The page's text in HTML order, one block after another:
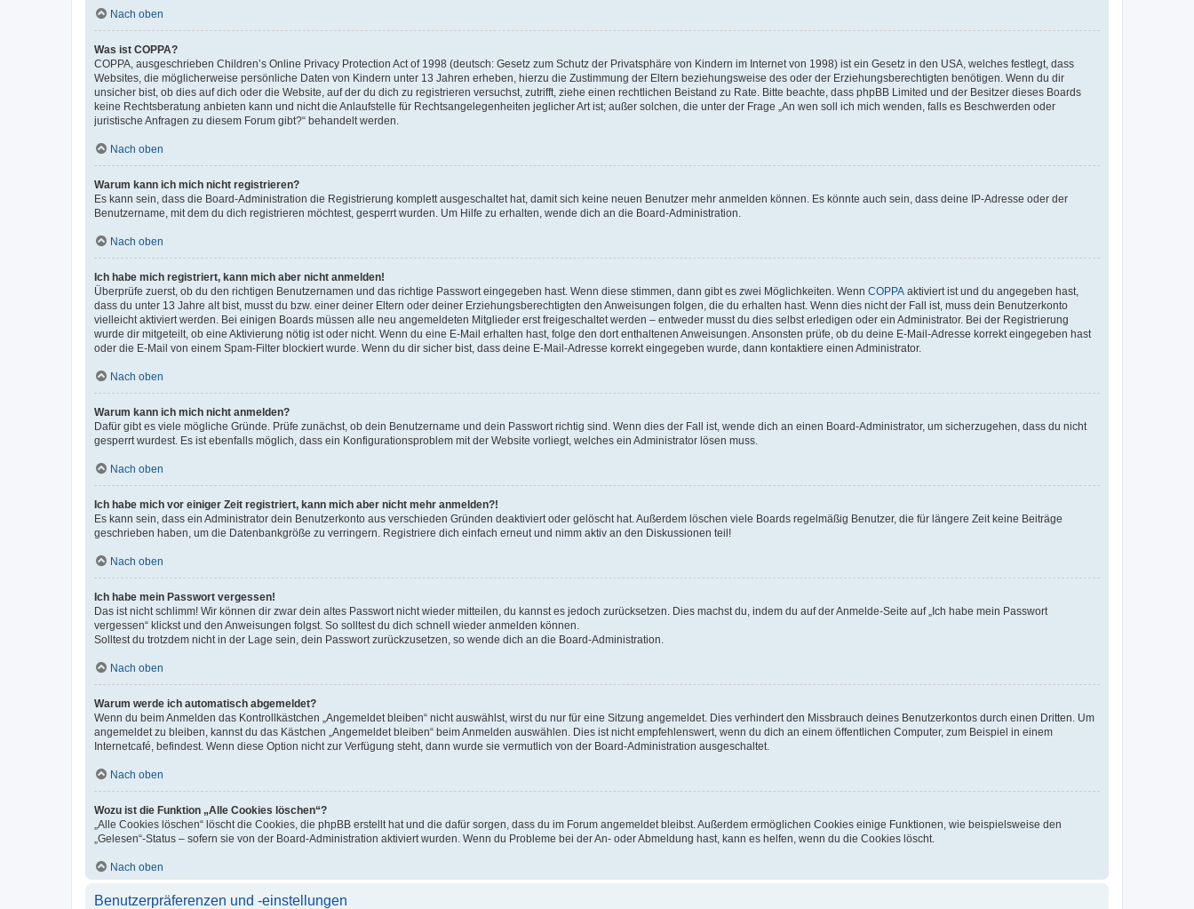
Nach oben
Was ist COPPA?
COPPA, ausgeschrieben Children’s Online Privacy Protection Act of 1998 (deutsch: Gesetz zum Schutz der Privatsphäre von Kindern im Internet von 1998) ist ein Gesetz in den USA, welches festlegt, dass
Websites, die möglicherweise persönliche Daten von Kindern unter 13 Jahren erheben, hierzu die Zustimmung der Eltern beziehungsweise des oder der Erziehungsberechtigten benötigen. Wenn du dir
unsicher bist, ob dies auf dich oder die Website, auf der du dich zu registrieren versuchst, zutrifft, ziehe einen rechtlichen Beistand zu Rate. Bitte beachte, dass phpBB Limited und der Besitzer dieses Boards
keine Rechtsberatung anbieten kann und nicht die Anlaufstelle für Rechtsangelegenheiten jeglicher Art ist; außer solchen, die unter der Frage „An wen soll ich mich wenden, falls es Beschwerden oder
juristische Anfragen zu diesem Forum gibt?“ behandelt werden.
Nach oben
Warum kann ich mich nicht registrieren?
Es kann sein, dass die Board-Administration die Registrierung komplett ausgeschaltet hat, damit sich keine neuen Benutzer mehr anmelden können. Es könnte auch sein, dass deine IP-Adresse oder der
Benutzername, mit dem du dich registrieren möchtest, gesperrt wurden. Um Hilfe zu erhalten, wende dich an die Board-Administration.
Nach oben
Ich habe mich registriert, kann mich aber nicht anmelden!
Überprüfe zuerst, ob du den richtigen Benutzernamen und das richtige Passwort eingegeben hast. Wenn diese stimmen, dann gibt es zwei Möglichkeiten. Wenn COPPA aktiviert ist und du angegeben hast,
dass du unter 13 Jahre alt bist, musst du bzw. einer deiner Eltern oder deiner Erziehungsberechtigten den Anweisungen folgen, die du erhalten hast. Wenn dies nicht der Fall ist, muss dein Benutzerkonto
vielleicht aktiviert werden. Bei einigen Boards müssen alle neu angemeldeten Mitglieder erst freigeschaltet werden – entweder musst du dies selbst erledigen oder ein Administrator. Bei der Registrierung
wurde dir mitgeteilt, ob eine Aktivierung nötig ist oder nicht. Wenn du eine E-Mail erhalten hast, folge den dort enthaltenen Anweisungen. Ansonsten prüfe, ob du deine E-Mail-Adresse korrekt eingegeben hast
oder die E-Mail von einem Spam-Filter blockiert wurde. Wenn du dir sicher bist, dass deine E-Mail-Adresse korrekt eingegeben wurde, dann kontaktiere einen Administrator.
Nach oben
Warum kann ich mich nicht anmelden?
Dafür gibt es viele mögliche Gründe. Prüfe zunächst, ob dein Benutzername und dein Passwort richtig sind. Wenn dies der Fall ist, wende dich an einen Board-Administrator, um sicherzugehen, dass du nicht
gesperrt wurdest. Es ist ebenfalls möglich, dass ein Konfigurationsproblem mit der Website vorliegt, welches ein Administrator lösen muss.
Nach oben
Ich habe mich vor einiger Zeit registriert, kann mich aber nicht mehr anmelden?!
Es kann sein, dass ein Administrator dein Benutzerkonto aus verschieden Gründen deaktiviert oder gelöscht hat. Außerdem löschen viele Boards regelmäßig Benutzer, die für längere Zeit keine Beiträge
geschrieben haben, um die Datenbankgröße zu verringern. Registriere dich einfach erneut und nimm aktiv an den Diskussionen teil!
Nach oben
Ich habe mein Passwort vergessen!
Das ist nicht schlimm! Wir können dir zwar dein altes Passwort nicht wieder mitteilen, du kannst es jedoch zurücksetzen. Dies machst du, indem du auf der Anmelde-Seite auf „Ich habe mein Passwort
vergessen“ klickst und den Anweisungen folgst. So solltest du dich schnell wieder anmelden können.
Solltest du trotzdem nicht in der Lage sein, dein Passwort zurückzusetzen, so wende dich an die Board-Administration.
Nach oben
Warum werde ich automatisch abgemeldet?
Wenn du beim Anmelden das Kontrollkästchen „Angemeldet bleiben“ nicht auswählst, wirst du nur für eine Sitzung angemeldet. Dies verhindert den Missbrauch deines Benutzerkontos durch einen Dritten. Um
angemeldet zu bleiben, kannst du das Kästchen „Angemeldet bleiben“ beim Anmelden auswählen. Dies ist nicht empfehlenswert, wenn du dich an einem öffentlichen Computer, zum Beispiel in einem
Internetcafé, befindest. Wenn diese Option nicht zur Verfügung steht, dann wurde sie vermutlich von der Board-Administration ausgeschaltet.
Nach oben
Wozu ist die Funktion „Alle Cookies löschen“?
„Alle Cookies löschen“ löscht die Cookies, die phpBB erstellt hat und die dafür sorgen, dass du im Forum angemeldet bleibst. Außerdem ermöglichen Cookies einige Funktionen, wie beispielsweise den
„Gelesen“-Status – sofern sie von der Board-Administration aktiviert wurden. Wenn du Probleme bei der An- oder Abmeldung hast, kann es helfen, wenn du die Cookies löscht.
Nach oben
Benutzerpräferenzen und -einstellungen